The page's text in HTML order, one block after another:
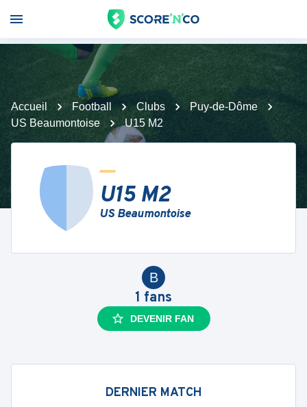
Accueil Football Clubs
Puy-de-Dôme
US Beaumontoise
U15 M2
U15 M2
US Beaumontoise
B
1 fans
DEVENIR FAN
DERNIER MATCH